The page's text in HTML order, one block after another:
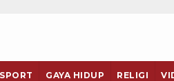
SPORT GAYA HIDUP RELIGI